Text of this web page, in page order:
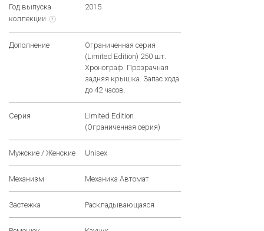
Год выпуска
коллекции
?
2015
Дополнение
Ограниченная серия
(Limited Edition) 250 шт.
Хронограф. Прозрачная
задняя крышка. Запас хода
до 42 часов.
Серия
Limited Edition
(Ограниченная серия)
Мужские / Женские Unisex
Механизм Механика Автомат
Застежка Раскладывающаяся